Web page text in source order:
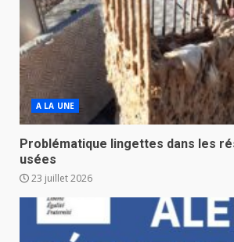
A LA UNE
Problématique lingettes dans les
usées
23 juillet 2026